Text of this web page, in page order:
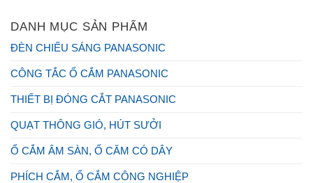
DANH MỤC SẢN PHẨM
ĐÈN CHIẾU SÁNG PANASONIC
CÔNG TẮC Ổ CẮM PANASONIC
THIẾT BỊ ĐÓNG CẮT PANASONIC
QUẠT THÔNG GIÓ, HÚT SƯỞI
Ổ CẮM ÂM SÀN, Ổ CĂM CÓ DÂY
PHÍCH CẮM, Ổ CẮM CÔNG NGHIỆP